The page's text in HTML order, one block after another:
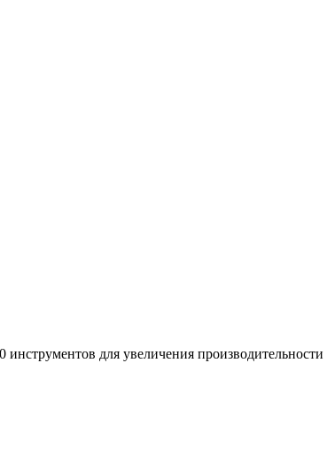
для увеличения производительности